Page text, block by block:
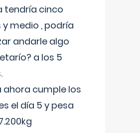
tendría cinco
y medio , podría
andarle algo
a los 5
ahora cumple los
el día 5 y pesa